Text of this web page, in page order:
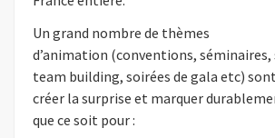
Un grand nombre de thèmes
d’animation (conventions, séminaires,
team building, soirées de gala etc)
créer la surprise et marquer
que ce soit pour :